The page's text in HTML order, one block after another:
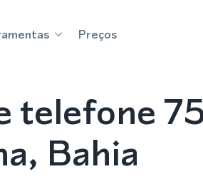
Preços
telefone
Bahia